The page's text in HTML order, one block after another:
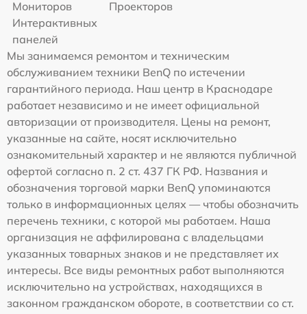
Мониторов
Проекторов
Интерактивных
панелей
Мы занимаемся ремонтом и техническим
обслуживанием техники BenQ по истечении
гарантийного периода. Наш центр в Краснодаре
работает независимо и не имеет официальной
авторизации от производителя. Цены на ремонт,
указанные на сайте, носят исключительно
ознакомительный характер и не являются публичной
офертой согласно п. 2 ст. 437 ГК РФ. Названия и
обозначения торговой марки BenQ упоминаются
только в информационных целях — чтобы обозначить
перечень техники, с которой мы работаем. Наша
организация не аффилирована с владельцами
указанных товарных знаков и не представляет их
интересы. Все виды ремонтных работ выполняются
исключительно на устройствах, находящихся в
законном гражданском обороте, в соответствии со ст.